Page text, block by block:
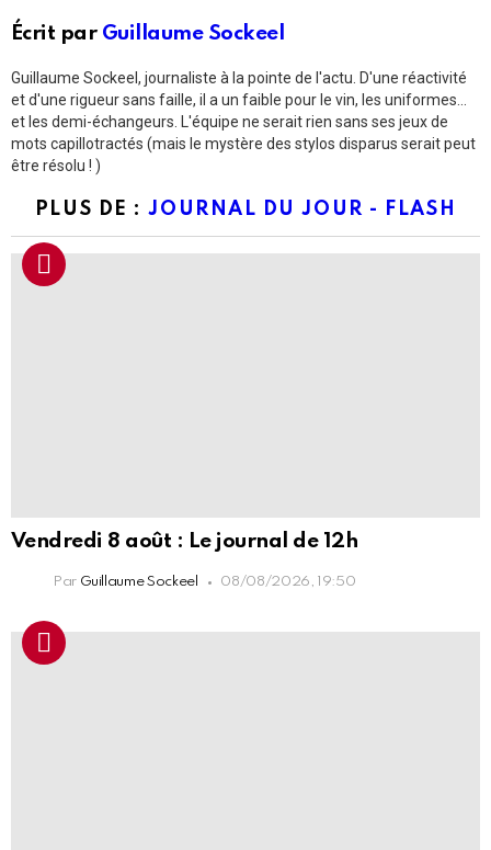
Écrit par Guillaume Sockeel
Guillaume Sockeel, journaliste à la pointe de l'actu. D'une réactivité
et d'une rigueur sans faille, il a un faible pour le vin, les uniformes...
et les demi-échangeurs. L'équipe ne serait rien sans ses jeux de
mots capillotractés (mais le mystère des stylos disparus serait peut
être résolu ! )
PLUS DE :JOURNAL DU JOUR - FLASH
Vendredi 8 août : Le journal de 12h
Par Guillaume Sockeel 08/08/2026, 19:50